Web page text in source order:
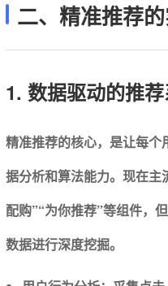
二、精准推荐
1. 数据驱动的推
精准推荐的核心，是让每个
据分析和算法能力。现在主
配购”“为你推荐”等组件，
数据进行深度挖掘。